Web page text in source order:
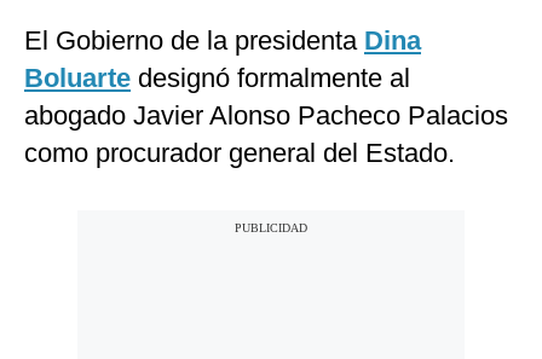
El Gobierno de la presidenta Dina
Boluarte designó formalmente al
abogado Javier Alonso Pacheco Palacios
como procurador general del Estado.